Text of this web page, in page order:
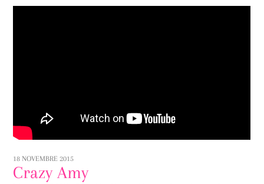
18 NOVEMBRE 2015
Crazy Amy